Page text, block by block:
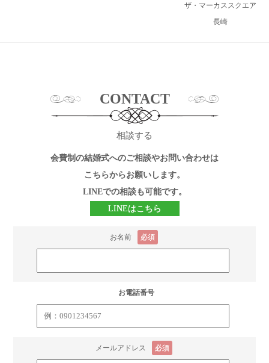
ザ・マーカススクエア
長崎
CONTACT
相談する
会費制の結婚式へのご相談やお問い合わせは
こちらからお願いします。
LINEでの相談も可能です。
LINEはこちら
お名前 必須
お電話番号
メールアドレス 必須